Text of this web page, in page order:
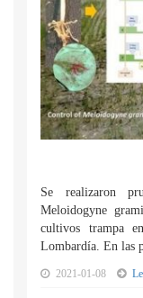
Se realizaron
Meloidogyne
cultivos trampa
Lombardía. En las
2021-01-08